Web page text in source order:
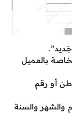
بالعميل
أو رقم
والشهر والسنة